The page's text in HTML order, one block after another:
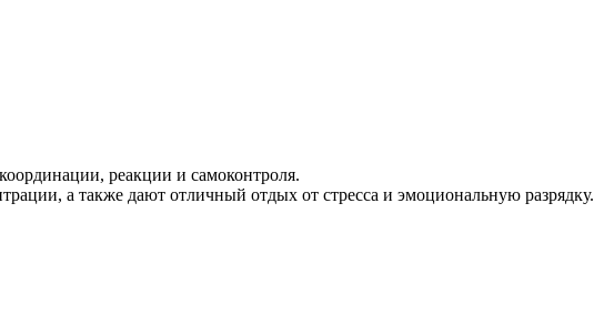
реакции и самоконтроля.
а также дают отличный отдых от стресса и эмоциональную разрядку.